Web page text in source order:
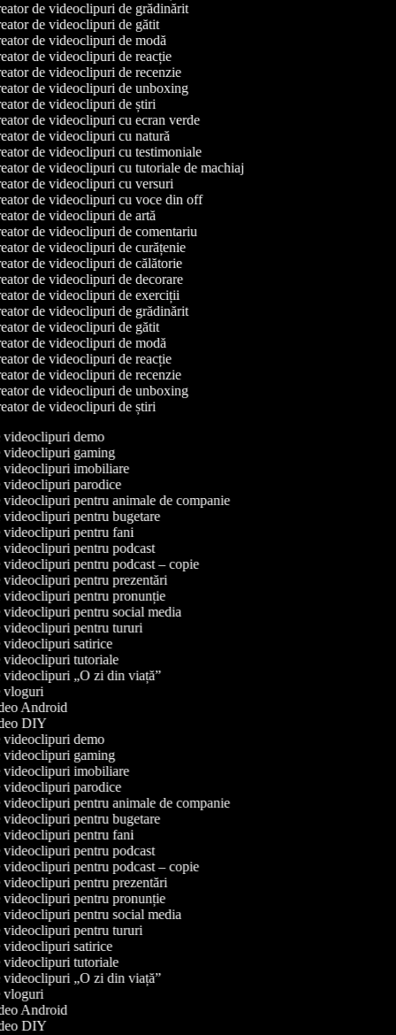
de videoclipuri de grădinărit
de videoclipuri de gătit
de videoclipuri de modă
de videoclipuri de reacție
de videoclipuri de recenzie
de videoclipuri de unboxing
de videoclipuri de știri
de videoclipuri cu ecran verde
de videoclipuri cu natură
de videoclipuri cu testimoniale
de videoclipuri cu tutoriale de machiaj
de videoclipuri cu versuri
de videoclipuri cu voce din off
de videoclipuri de artă
de videoclipuri de comentariu
de videoclipuri de curățenie
de videoclipuri de călătorie
de videoclipuri de decorare
de videoclipuri de exerciții
de videoclipuri de grădinărit
de videoclipuri de gătit
de videoclipuri de modă
de videoclipuri de reacție
de videoclipuri de recenzie
de videoclipuri de unboxing
de videoclipuri de știri
videoclipuri demo
videoclipuri gaming
videoclipuri imobiliare
videoclipuri parodice
videoclipuri pentru animale de companie
videoclipuri pentru bugetare
videoclipuri pentru fani
videoclipuri pentru podcast
videoclipuri pentru podcast – copie
videoclipuri pentru prezentări
videoclipuri pentru pronunție
videoclipuri pentru social media
videoclipuri pentru tururi
videoclipuri satirice
videoclipuri tutoriale
videoclipuri „O zi din viață”
vloguri
Android
DIY
videoclipuri demo
videoclipuri gaming
videoclipuri imobiliare
videoclipuri parodice
videoclipuri pentru animale de companie
videoclipuri pentru bugetare
videoclipuri pentru fani
videoclipuri pentru podcast
videoclipuri pentru podcast – copie
videoclipuri pentru prezentări
videoclipuri pentru pronunție
videoclipuri pentru social media
videoclipuri pentru tururi
videoclipuri satirice
videoclipuri tutoriale
videoclipuri „O zi din viață”
vloguri
Android
DIY